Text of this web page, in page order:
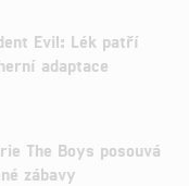
Evil: Lék patří
adaptace
The Boys posouvá
zábavy